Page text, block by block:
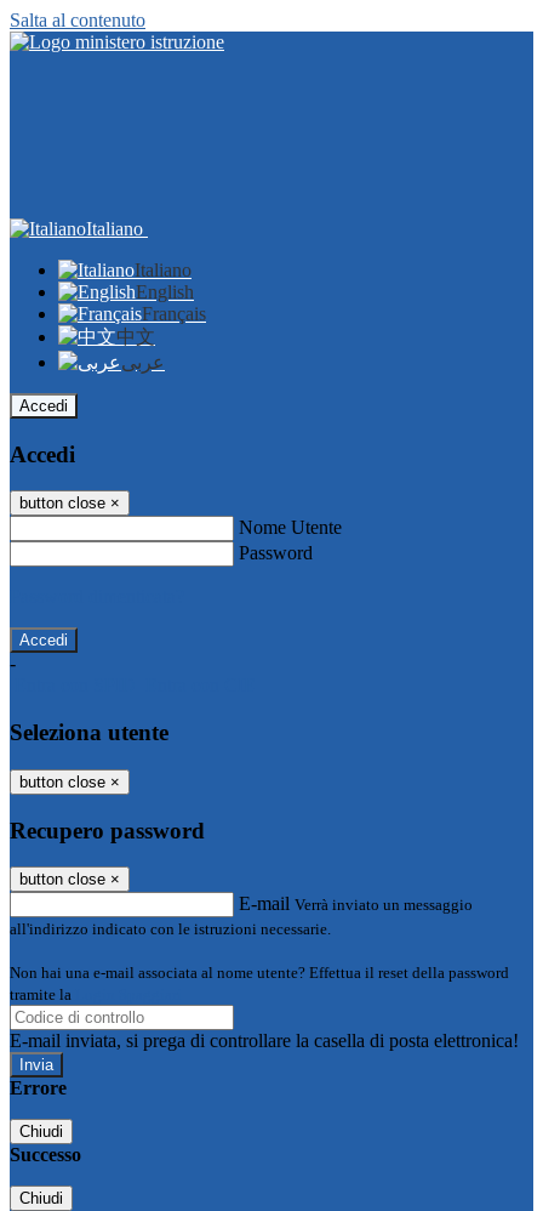
Salta al contenuto
Italiano
Italiano
English
Français
中文
عربى
Accedi
Accedi
button close ×
Nome Utente
Password
-
Seleziona utente
button close ×
Recupero password
button close ×
E-mail Verrà inviato un messaggio
all'indirizzo indicato con le istruzioni necessarie.
Non hai una e-mail associata al nome utente? Effettua il reset della password
tramite la
E-mail inviata, si prega di controllare la casella di posta elettronica!
Errore
Chiudi
Successo
Chiudi